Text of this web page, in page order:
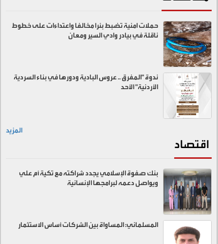
حملات امنية تضبط بئرا مخالفا واعتداءات على خطوط
ناقلة في بيادر وادي السير ومعان
ندوة "المفرق .. عروس البادية ودورها في بناء السردية
الأردنية" الأحد
المزيد
اقتصاد
بنك صفوة الإسلامي يجدد شراكته مع تكية أم علي
ويواصل دعمه لبرامجها الإنسانية
المسلماني: المساواة بين الشركات أساس الاستثمار